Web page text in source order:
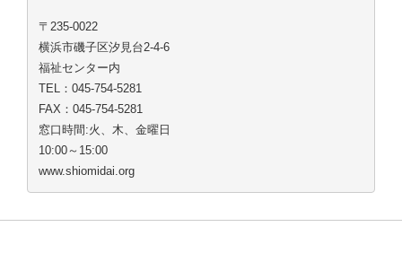
〒235-0022
横浜市磯子区汐見台2-4-6
福祉センター内
TEL：045-754-5281
FAX：045-754-5281
窓口時間:火、木、金曜日
10:00～15:00
www.shiomidai.org